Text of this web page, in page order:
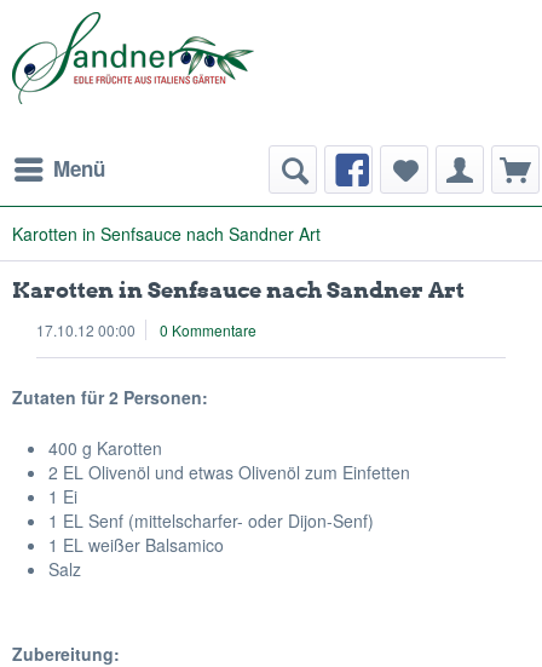
Menü
Karotten in Senfsauce nach Sandner Art
Karotten in Senfsauce nach Sandner Art
17.10.12 00:00 0 Kommentare
Zutaten für 2 Personen:
400 g Karotten
2 EL Olivenöl und etwas Olivenöl zum Einfetten
1 Ei
1 EL Senf (mittelscharfer- oder Dijon-Senf)
1 EL weißer Balsamico
Salz
Zubereitung: